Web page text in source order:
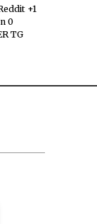
+1
0
TG